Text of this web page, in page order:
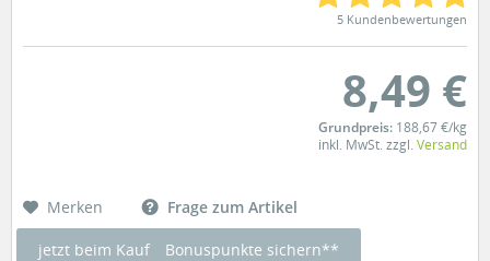
5 Kundenbewertungen
8,49 €
Grundpreis: 188,67 €/kg
inkl. MwSt. zzgl. Versand
Merken Frage zum Artikel
jetzt beim Kauf Bonuspunkte sichern**